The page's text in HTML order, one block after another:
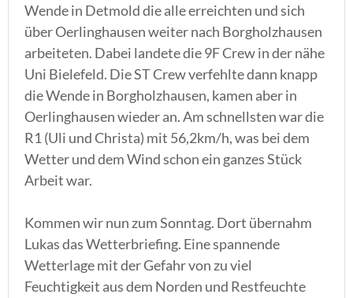
Wende in Detmold die alle erreichten und sich
über Oerlinghausen weiter nach Borgholzhausen
arbeiteten. Dabei landete die 9F Crew in der nähe
Uni Bielefeld. Die ST Crew verfehlte dann knapp
die Wende in Borgholzhausen, kamen aber in
Oerlinghausen wieder an. Am schnellsten war die
R1 (Uli und Christa) mit 56,2km/h, was bei dem
Wetter und dem Wind schon ein ganzes Stück
Arbeit war.
Kommen wir nun zum Sonntag. Dort übernahm
Lukas das Wetterbriefing. Eine spannende
Wetterlage mit der Gefahr von zu viel
Feuchtigkeit aus dem Norden und Restfeuchte